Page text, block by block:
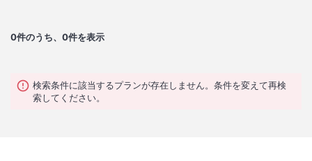
0件のうち、0件を表示
検索条件に該当するプランが存在しません。条件を変えて再検
索してください。